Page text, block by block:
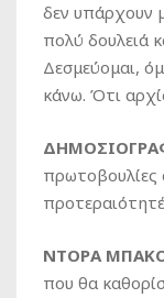
δεν υπάρχουν
πολύ δουλειά
Δεσμεύομαι,
κάνω. Ότι
πρωτοβουλίες
ΝΤΟΡΑ
που θα